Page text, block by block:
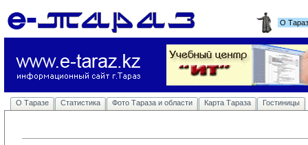
О
О Таразе Статистика Фото Тараза и области Карта Тараза Гостиницы